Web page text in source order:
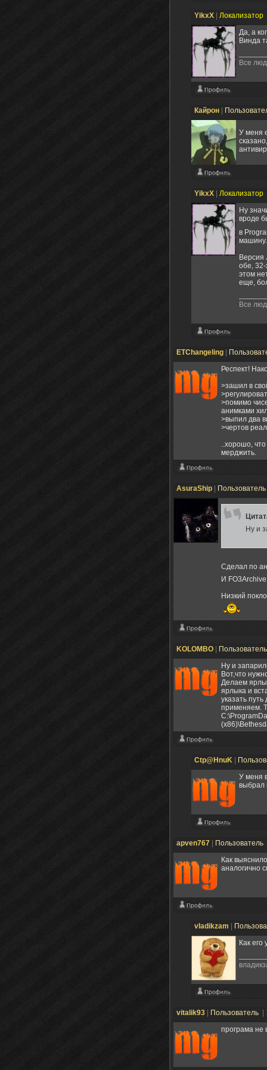
YikxX Локализатор
Да, а
Винда
Все
Кайрон
У меня
YikxX Локализатор
Ну
вроде
в
Версия
обе, 32-
этом
еще,
Все
ETChangeling
Респект!
>зашил в
>помимо
анимками
>выпил два
>чертов
..хорошо,
мерджить.
AsuraShip Пользователь
Ну и
Сделал по
И
Низкий
KOLOMBO
Ну и
Вот,что
Делаем
ярлыка и
указать
применяем.
Ctp@HnuK
У меня
выбрал
apven767 Пользователь
Как
аналогично
vladikzam
Как его
vitalik93 Пользователь
програма не